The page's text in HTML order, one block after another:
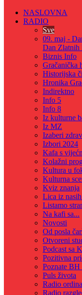
NASLOVNA
RADIO
Sve
09. maj -
Dan Zlatnih
Biznis Info
Gračanička
Historijska
Hronika
Indirektno
Info 5
Info 8
Iz kulturne
Iz MZ
Izaberi
Izbori 2024
Kafa s
Kolažni
Kultura u
Kulturna
Kviz znanja
Lica iz
Listamo
Na kafi sa...
Novosti
Od posla
Otvoreni
Podcast sa
Pozitivna
Poznate BH
Puls života
Radio
Radio